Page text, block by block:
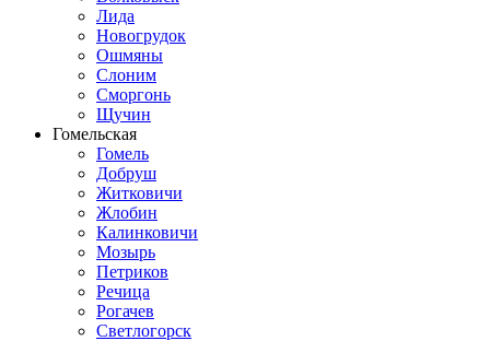
Лида
Новогрудок
Ошмяны
Слоним
Сморгонь
Щучин
Гомельская
Гомель
Добруш
Житковичи
Жлобин
Калинковичи
Мозырь
Петриков
Речица
Рогачев
Светлогорск